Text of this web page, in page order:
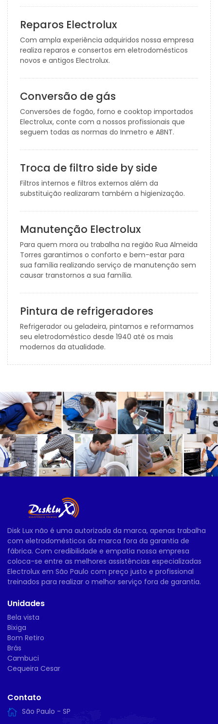
Reparos Electrolux
Com ampla experiência adquiridos nossa empresa
realiza reparos e consertos em eletrodomésticos
novos e antigos Electrolux.
Conversão de gás
Conversões de fogão, forno e cooktop importados
Electrolux, conte com a nossos profissionais que
seguem todas as normas do Inmetro e ABNT.
Troca de filtro side by side
Filtros internos e filtros externos além da
substituição realizaram também a higienização.
Manutenção Electrolux
Para quem mora ou trabalha na região Rua Almeida
Torres garantimos o conforto e bem-estar para
sua família realizando serviço de manutenção sem
causar transtornos a sua família.
Pintura de refrigeradores
Refrigerador ou geladeira, pintamos e reformamos
seu eletrodoméstico desde 1940 até os mais
modernos da atualidade.
Disk Lux não é uma autorizada da marca, apenas trabalha
com eletrodomésticos da marca fora da garantia de
fábrica. Com credibilidade e empatia nossa empresa
coloca-se entre as melhores assistências especializadas
Electrolux em São Paulo com preço justo e profissional
treinados para realizar o melhor serviço fora de garantia.
Unidades
Bela vista
Bixiga
Bom Retiro
Brás
Cambuci
Cequeira Cesar
Contato
São Paulo - SP